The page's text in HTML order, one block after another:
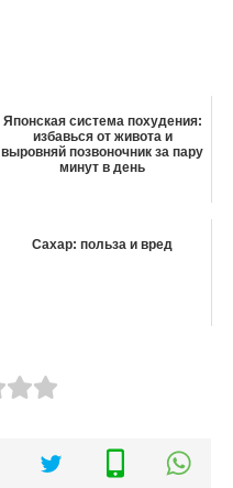
Японская система похудения:
избавься от живота и
выровняй позвоночник за пару
минут в день
Сахар: польза и вред